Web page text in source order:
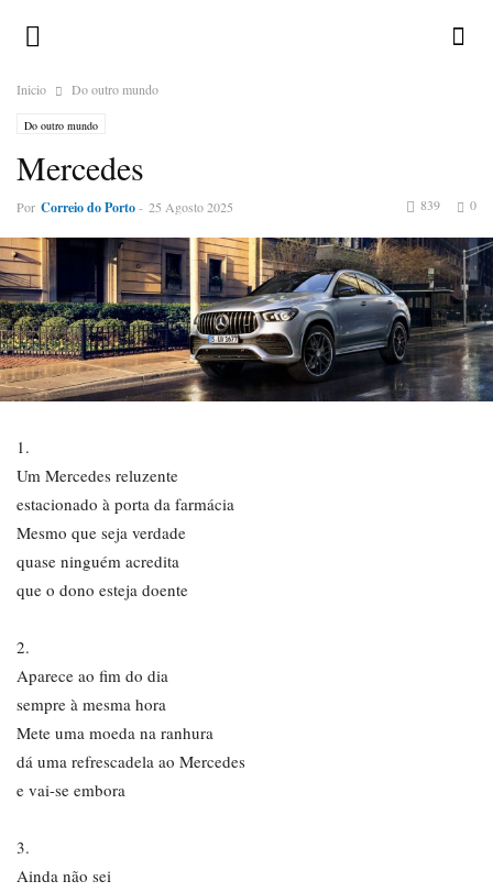
Inicio Do outro mundo
Do outro mundo
Mercedes
Por Correio do Porto- 25 Agosto 2025 0
839
1.
Um Mercedes reluzente
estacionado à porta da farmácia
Mesmo que seja verdade
quase ninguém acredita
que o dono esteja doente
2.
Aparece ao fim do dia
sempre à mesma hora
Mete uma moeda na ranhura
dá uma refrescadela ao Mercedes
e vai-se embora
3.
Ainda não sei